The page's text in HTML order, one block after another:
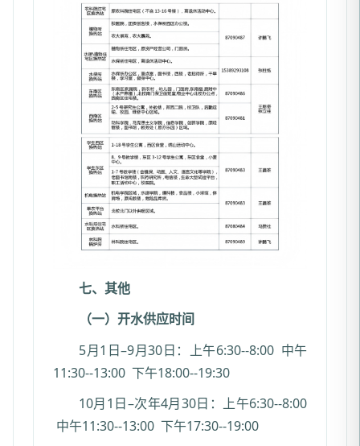
七、其他
（一）开水供应时间
5月1日–9月30日：上午6:30--8:00 中午
11:30--13:00 下午18:00--19:30
10月1日–次年4月30日：上午6:30--8:00
中午11:30--13:00 下午17:30--19:00